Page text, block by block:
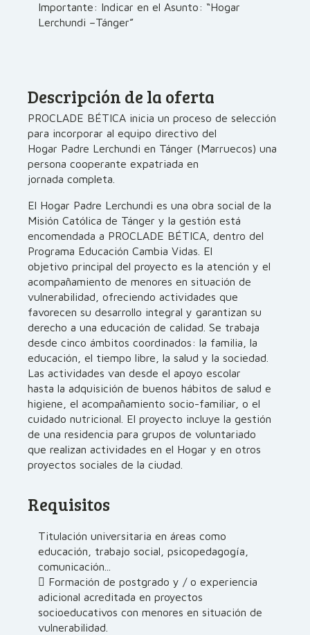
Importante: Indicar en el Asunto: “Hogar
Lerchundi –Tánger”
Descripción de la oferta
PROCLADE BÉTICA inicia un proceso de selección
para incorporar al equipo directivo del
Hogar Padre Lerchundi en Tánger (Marruecos) una
persona cooperante expatriada en
jornada completa.
El Hogar Padre Lerchundi es una obra social de la
Misión Católica de Tánger y la gestión está
encomendada a PROCLADE BÉTICA, dentro del
Programa Educación Cambia Vidas. El
objetivo principal del proyecto es la atención y el
acompañamiento de menores en situación de
vulnerabilidad, ofreciendo actividades que
favorecen su desarrollo integral y garantizan su
derecho a una educación de calidad. Se trabaja
desde cinco ámbitos coordinados: la familia, la
educación, el tiempo libre, la salud y la sociedad.
Las actividades van desde el apoyo escolar
hasta la adquisición de buenos hábitos de salud e
higiene, el acompañamiento socio-familiar, o el
cuidado nutricional. El proyecto incluye la gestión
de una residencia para grupos de voluntariado
que realizan actividades en el Hogar y en otros
proyectos sociales de la ciudad.
Requisitos
Titulación universitaria en áreas como
educación, trabajo social, psicopedagogía,
comunicación...
 Formación de postgrado y / o experiencia
adicional acreditada en proyectos
socioeducativos con menores en situación de
vulnerabilidad.